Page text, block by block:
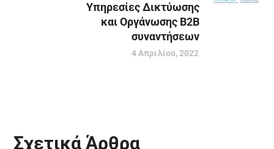
Υπηρεσίες Δικτύωσης
και Οργάνωσης B2B
συναντήσεων
4 Απριλίου, 2022
Σχετικά Άρθρα